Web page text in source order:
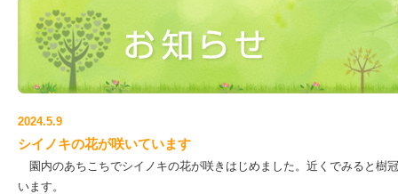
2024.5.9
シイノキの花が咲いています
園内のあちこちでシイノキの花が咲きはじめました。近くでみると樹
います。